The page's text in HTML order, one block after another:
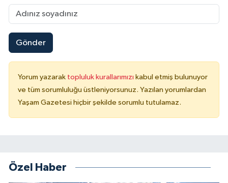
Gönder
Yorum yazarak topluluk kurallarımızı kabul etmiş bulunuyor
ve tüm sorumluluğu üstleniyorsunuz. Yazılan yorumlardan
Yaşam Gazetesi hiçbir şekilde sorumlu tutulamaz.
Özel Haber